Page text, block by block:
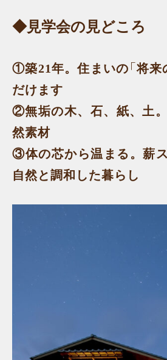
◆見学会の見どころ
①築21年。住まいの「将来
だけます
②無垢の木、石、紙、土
然素材
③体の芯から温まる。薪
自然と調和した暮らし